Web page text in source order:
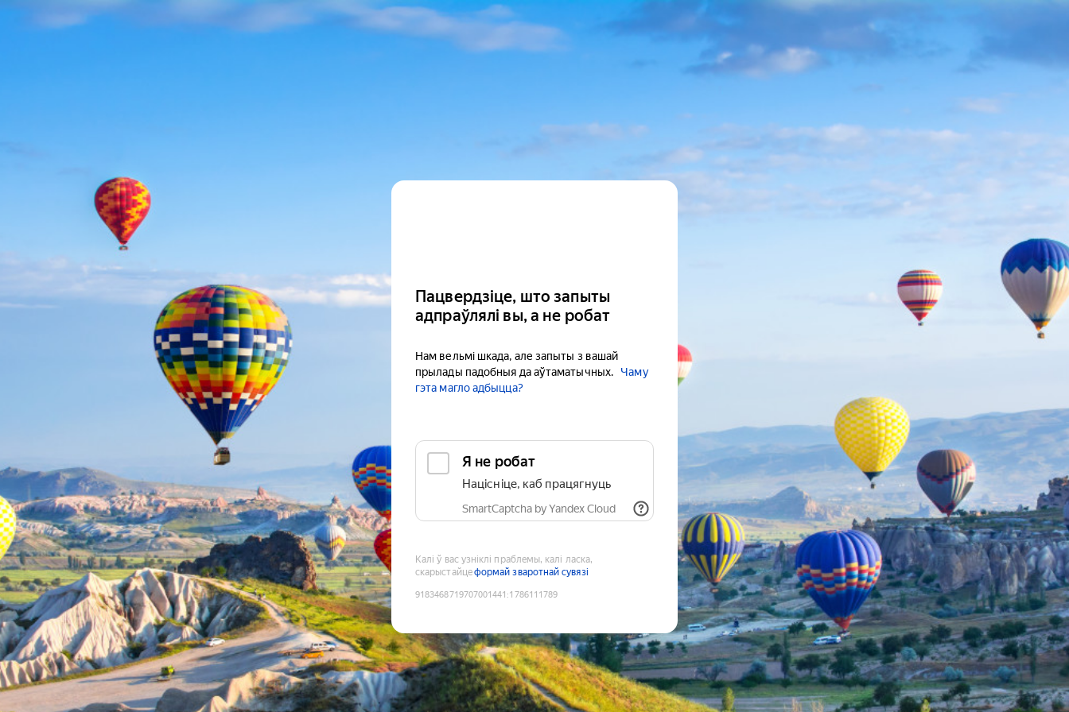
Пацвердзіце, што запыты
адпраўлялі вы, а не робат
Нам вельмі шкада, але запыты з вашай
прылады падобныя да аўтаматычных.
Чаму
гэта магло адбыцца?
Я не робат
Націсніце, каб працягнуць
SmartCaptcha by Yandex Cloud
Калі ў вас узніклі праблемы, калі ласка,
скарыстайцеформай зваротнай сувязі
9183468719707001441 :1786111789